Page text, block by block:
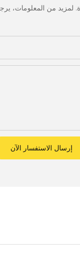
إرسال الاستفسار الآن